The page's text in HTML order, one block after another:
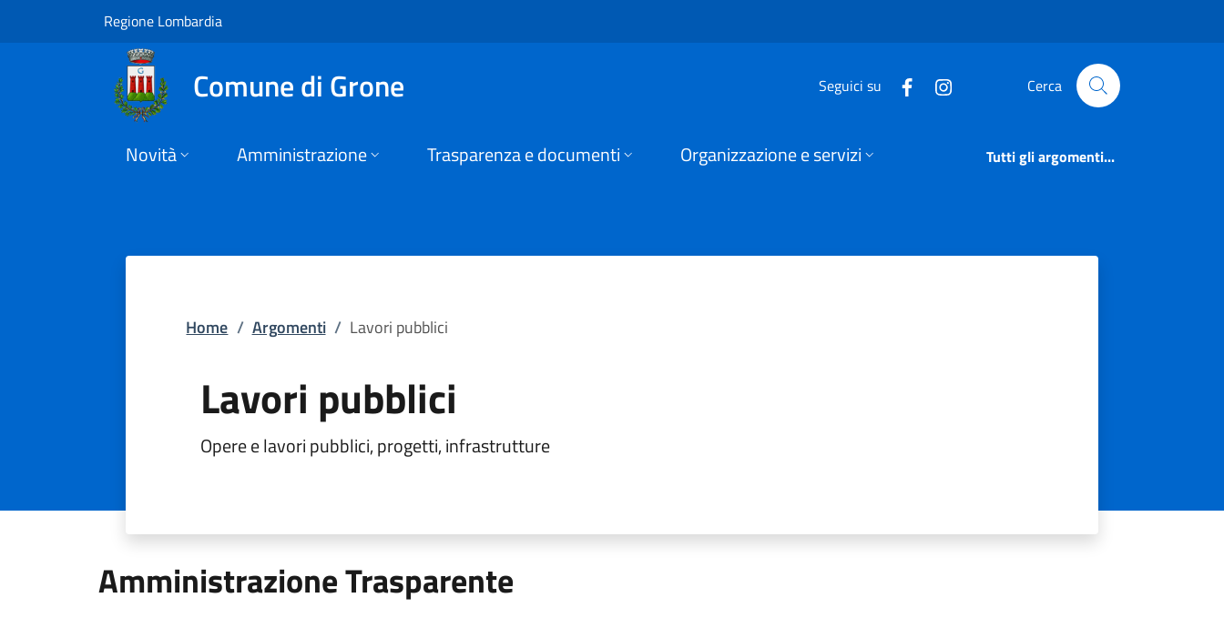
Vai al contenuto principale
Lavori pubblici | Comune di Grone
Regione Lombardia(apre in un'altra scheda).
Comune di Grone Seguici su Cerca
Novità Amministrazione Trasparenza e documenti Organizzazione e servizi Tutti gli argomenti...
Home / Argomenti / Lavori pubblici
Lavori pubblici
Opere e lavori pubblici, progetti, infrastrutture
Amministrazione Trasparente